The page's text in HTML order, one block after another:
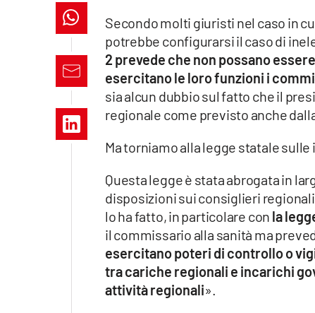
lacapitalenews.it
Vai
Secondo molti giuristi nel caso in
potrebbe configurarsi il caso di
2 prevede che non possano
esercitano le loro funzioni i
sia alcun dubbio sul fatto che il
regionale come previsto anche
Ma torniamo alla legge statale
Questa legge è stata abrogata in
disposizioni sui consiglieri
lo ha fatto, in particolare con la
il commissario alla sanità ma
esercitano poteri di controllo o
tra cariche regionali e incarichi
attività regionali».